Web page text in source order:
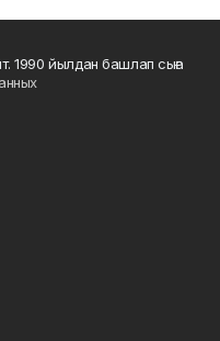
1990 йылдан башлап сыға